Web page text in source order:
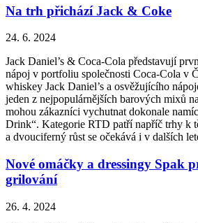
Na trh přichází Jack & Coke
24. 6. 2024
Jack Daniel’s & Coca-Cola představují
nápoj v portfoliu společnosti Coca-Cola v
whiskey Jack Daniel’s a osvěžujícího
jeden z nejpopulárnějších barových mixů
mohou zákazníci vychutnat dokonale
Drink“. Kategorie RTD patří napříč trhy k
a dvouciferný růst se očekává i v dalších
Nové omáčky a dressingy Spak
grilování
26. 4. 2024